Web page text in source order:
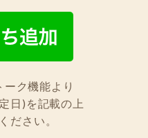
ク機能より
日)を記載の上
ださい。